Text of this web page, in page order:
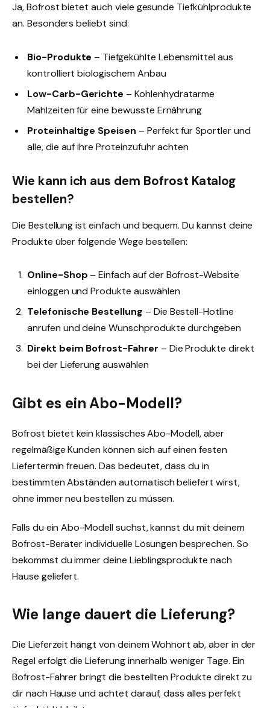
Ja, Bofrost bietet auch viele gesunde Tiefkühlprodukte
an. Besonders beliebt sind:
Bio-Produkte – Tiefgekühlte Lebensmittel aus
kontrolliert biologischem Anbau
Low-Carb-Gerichte – Kohlenhydratarme
Mahlzeiten für eine bewusste Ernährung
Proteinhaltige Speisen – Perfekt für Sportler und
alle, die auf ihre Proteinzufuhr achten
Wie kann ich aus dem Bofrost Katalog
bestellen?
Die Bestellung ist einfach und bequem. Du kannst deine
Produkte über folgende Wege bestellen:
Online-Shop – Einfach auf der Bofrost-Website
einloggen und Produkte auswählen
Telefonische Bestellung – Die Bestell-Hotline
anrufen und deine Wunschprodukte durchgeben
Direkt beim Bofrost-Fahrer – Die Produkte direkt
bei der Lieferung auswählen
Gibt es ein Abo-Modell?
Bofrost bietet kein klassisches Abo-Modell, aber
regelmäßige Kunden können sich auf einen festen
Liefertermin freuen. Das bedeutet, dass du in
bestimmten Abständen automatisch beliefert wirst,
ohne immer neu bestellen zu müssen.
Falls du ein Abo-Modell suchst, kannst du mit deinem
Bofrost-Berater individuelle Lösungen besprechen. So
bekommst du immer deine Lieblingsprodukte nach
Hause geliefert.
Wie lange dauert die Lieferung?
Die Lieferzeit hängt von deinem Wohnort ab, aber in der
Regel erfolgt die Lieferung innerhalb weniger Tage. Ein
Bofrost-Fahrer bringt die bestellten Produkte direkt zu
dir nach Hause und achtet darauf, dass alles perfekt